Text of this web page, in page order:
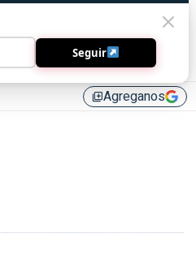
library_addAgreganos
Seguir